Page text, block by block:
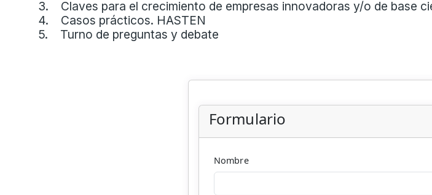
3. Claves para el crecimiento de empresas innovadoras y/o de base
4. Casos prácticos. HASTEN
5. Turno de preguntas y debate